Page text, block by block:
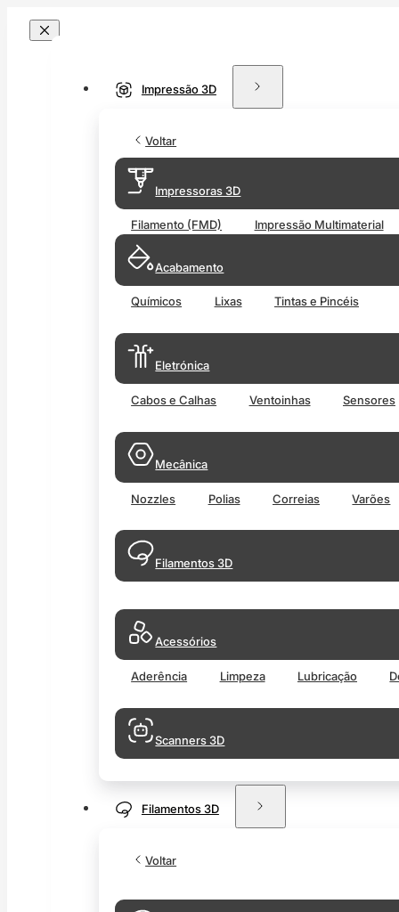
Impressão 3D
Voltar
Impressoras 3D
Filamento (FMD) Impressão Multimaterial
Acabamento
Químicos Lixas Tintas e Pincéis
Eletrónica
Cabos e Calhas Ventoinhas Sensores
Mecânica
Nozzles Polias Correias Varões
Filamentos 3D
Acessórios
Aderência Limpeza Lubricação
Scanners 3D
Filamentos 3D
Voltar